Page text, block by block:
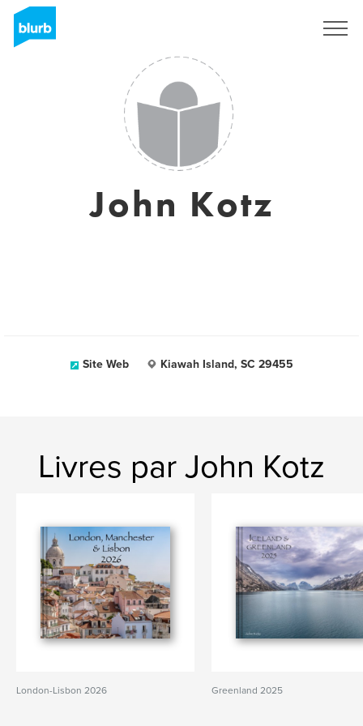
John Kotz
Site Web Kiawah Island, SC 29455
Livres par John Kotz
London-Lisbon 2026 Greenland 2025